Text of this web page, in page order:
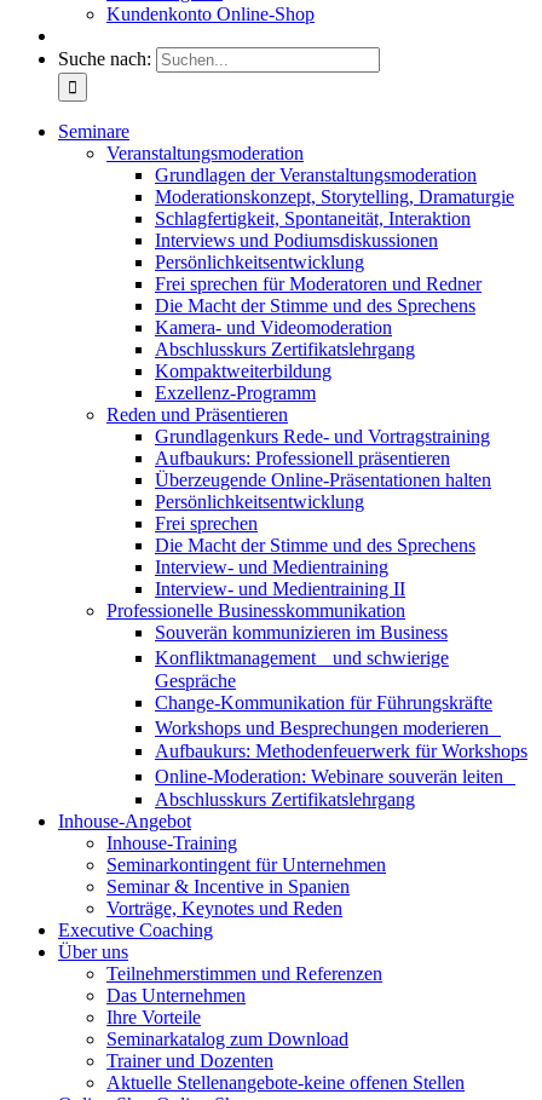
Kundenkonto Online-Shop
Suche nach:
Seminare
Veranstaltungsmoderation
Grundlagen der Veranstaltungsmoderation
Moderationskonzept, Storytelling, Dramaturgie
Schlagfertigkeit, Spontaneität, Interaktion
Interviews und Podiumsdiskussionen
Persönlichkeitsentwicklung
Frei sprechen für Moderatoren und Redner
Die Macht der Stimme und des Sprechens
Kamera- und Videomoderation
Abschlusskurs Zertifikatslehrgang
Kompaktweiterbildung
Exzellenz-Programm
Reden und Präsentieren
Grundlagenkurs Rede- und Vortragstraining
Aufbaukurs: Professionell präsentieren
Überzeugende Online-Präsentationen halten
Persönlichkeitsentwicklung
Frei sprechen
Die Macht der Stimme und des Sprechens
Interview- und Medientraining
Interview- und Medientraining II
Professionelle Businesskommunikation
Souverän kommunizieren im Business
Konfliktmanagement und schwierige
Gespräche
Change-Kommunikation für Führungskräfte
Workshops und Besprechungen moderieren
Aufbaukurs: Methodenfeuerwerk für Workshops
Online-Moderation: Webinare souverän leiten
Abschlusskurs Zertifikatslehrgang
Inhouse-Angebot
Inhouse-Training
Seminarkontingent für Unternehmen
Seminar & Incentive in Spanien
Vorträge, Keynotes und Reden
Executive Coaching
Über uns
Teilnehmerstimmen und Referenzen
Das Unternehmen
Ihre Vorteile
Seminarkatalog zum Download
Trainer und Dozenten
Aktuelle Stellenangebote-keine offenen Stellen